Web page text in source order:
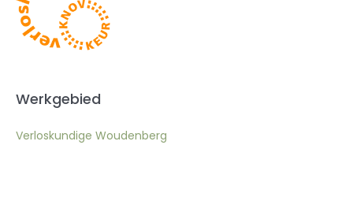
Werkgebied
Verloskundige Woudenberg